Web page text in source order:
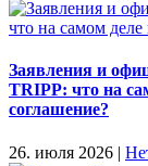
Заявления и
TRIPP: что на
соглашение?
26. июля 2026 |